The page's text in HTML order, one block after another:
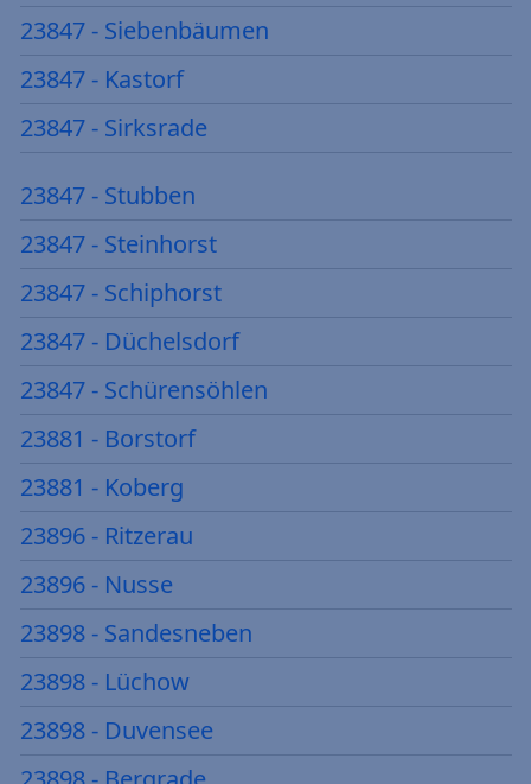
23847 - Siebenbäumen
23847 - Kastorf
23847 - Sirksrade
23847 - Stubben
23847 - Steinhorst
23847 - Schiphorst
23847 - Düchelsdorf
23847 - Schürensöhlen
23881 - Borstorf
23881 - Koberg
23896 - Ritzerau
23896 - Nusse
23898 - Sandesneben
23898 - Lüchow
23898 - Duvensee